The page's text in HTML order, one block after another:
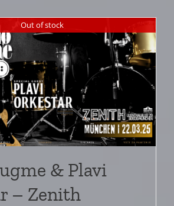
Out of stock
& Plavi
– Zenith